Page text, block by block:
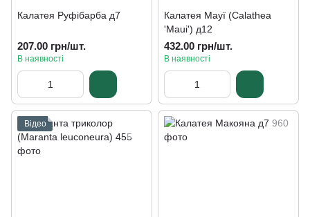
Калатея Руфібарба д7
207.00 грн/шт.
В наявності
Калатея Мауї (Calathea
'Maui') д12
432.00 грн/шт.
В наявності
Відео